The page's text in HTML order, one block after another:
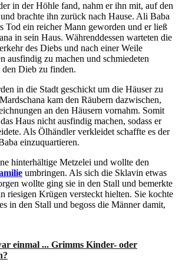
in der Höhle fand, nahm er ihn mit, auf den
brachte ihn zurück nach Hause. Ali Baba
Tod ein reicher Mann geworden und er ließ
in sein Haus. Währenddessen warteten die
des Diebs und nach einer Weile
ausfindig zu machen und schmiedeten
den Dieb zu finden.
in die Stadt geschickt um die Häuser zu
kam den Räubern dazwischen,
an den Häusern vornahm. Somit
Haus nicht ausfindig machen, sodass er
Als Ölhändler verkleidet schaffte es der
einzuquartieren.
hinterhältige Metzelei und wollte den
umbringen. Als sich die Sklavin etwas
wollte ging sie in den Stall und bemerkte
riesigen Krügen versteckt hielten. Sie kochte
in den Stall und begoss die Männer damit,
einmal ... Grimms Kinder- oder